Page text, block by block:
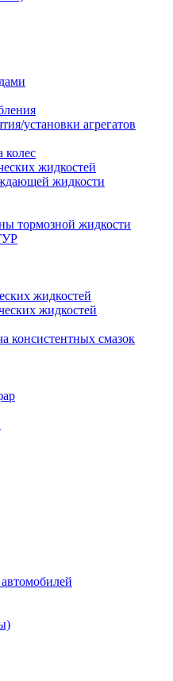
установки агрегатов
колес
жидкостей
жидкости
тормозной жидкости
жидкостей
жидкостей
консистентных смазок